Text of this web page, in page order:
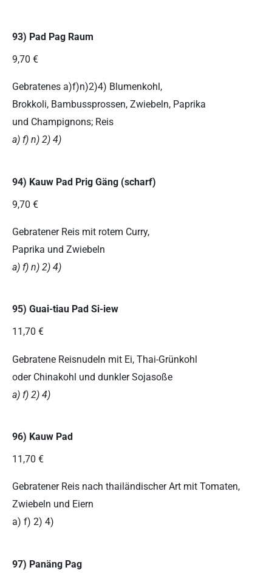
93) Pad Pag Raum
9,70 €
Gebratenes a)f)n)2)4) Blumenkohl,
Brokkoli, Bambussprossen, Zwiebeln, Paprika
und Champignons; Reis
a) f) n) 2) 4)
94) Kauw Pad Prig Gäng (scharf)
9,70 €
Gebratener Reis mit rotem Curry,
Paprika und Zwiebeln
a) f) n) 2) 4)
95) Guai-tiau Pad Si-iew
11,70 €
Gebratene Reisnudeln mit Ei, Thai-Grünkohl
oder Chinakohl und dunkler Sojasoße
a) f) 2) 4)
96) Kauw Pad
11,70 €
Gebratener Reis nach thailändischer Art mit Tomaten,
Zwiebeln und Eiern
a) f) 2) 4)
97) Panäng Pag